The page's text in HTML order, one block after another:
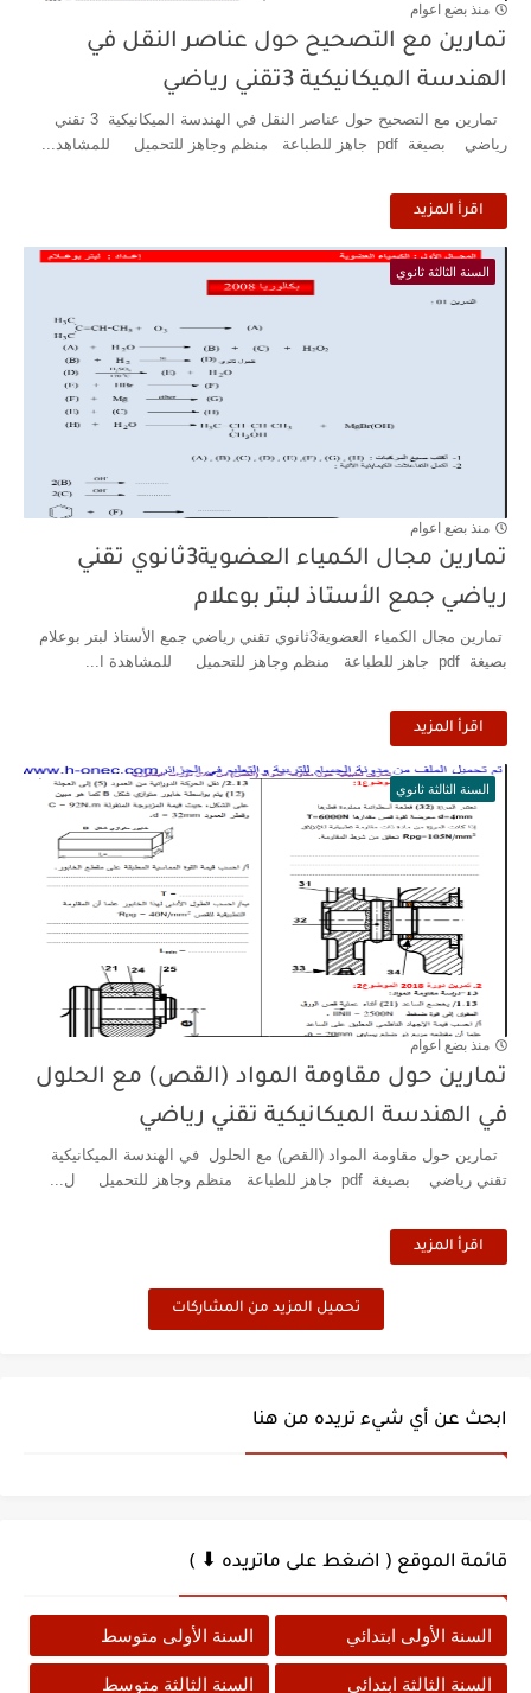
منذ بضع اعوام
تمارين مع التصحيح حول عناصر النقل في
الهندسة الميكانيكية 3تقني رياضي
تمارين مع التصحيح حول عناصر النقل في الهندسة الميكانيكية 3 تقني
رياضي بصيغة pdf جاهز للطباعة منظم وجاهز للتحميل للمشاهد...
اقرأ المزيد
السنة الثالثة ثانوي
منذ بضع اعوام
تمارين مجال الكمياء العضوية3ثانوي تقني
رياضي جمع الأستاذ لبتر بوعلام
تمارين مجال الكمياء العضوية3ثانوي تقني رياضي جمع الأستاذ لبتر بوعلام
بصيغة pdf جاهز للطباعة منظم وجاهز للتحميل للمشاهدة ا...
اقرأ المزيد
السنة الثالثة ثانوي
منذ بضع اعوام
تمارين حول مقاومة المواد (القص) مع الحلول
في الهندسة الميكانيكية تقني رياضي
تمارين حول مقاومة المواد (القص) مع الحلول في الهندسة الميكانيكية
تقني رياضي بصيغة pdf جاهز للطباعة منظم وجاهز للتحميل ل...
اقرأ المزيد
تحميل المزيد من المشاركات
ابحث عن أي شيء تريده من هنا
قائمة الموقع ( اضغط على ماتريده ⬇ )
السنة الأولى ابتدائي السنة الأولى متوسط
السنة الثالثة ابتدائي السنة الثالثة متوسط